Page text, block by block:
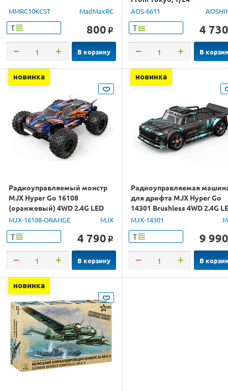
MMRC10KCST MadMaxRC
Т 800 o
В корзину
AOS-6611
Т 4 730
В
новинка
Радиоуправляемый монстр
MJX Hyper Go 16108
(оранжевый) 4WD 2.4G LED
1/16 RTR
MJX-16108-ORANGE MJX
Т 4 790 o
В корзину
новинка
Радиоуправляемая
для дрифта MJX Hyper Go
14301 Brushless 4WD 2.4G
1/14 RTR
MJX-14301
Т 9 990
В
новинка